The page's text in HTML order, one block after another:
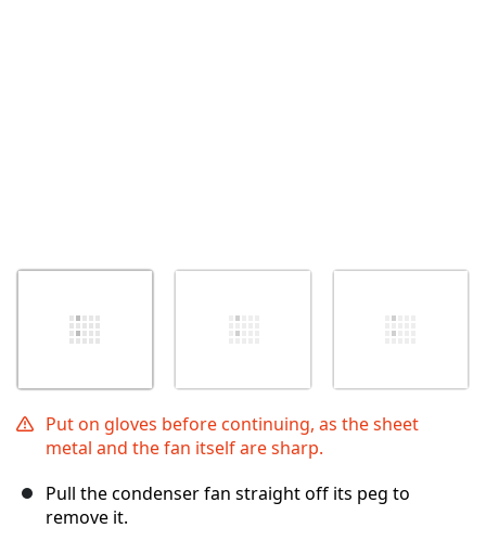
Put on gloves before continuing, as the sheet
metal and the fan itself are sharp.
Pull the condenser fan straight off its peg to
remove it.